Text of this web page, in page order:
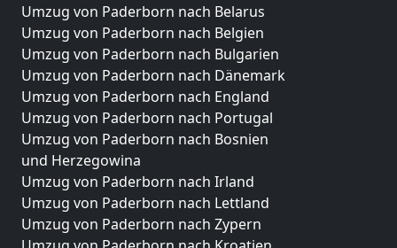
Umzug von Paderborn nach Belarus
Umzug von Paderborn nach Belgien
Umzug von Paderborn nach Bulgarien
Umzug von Paderborn nach Dänemark
Umzug von Paderborn nach England
Umzug von Paderborn nach Portugal
Umzug von Paderborn nach Bosnien
und Herzegowina
Umzug von Paderborn nach Irland
Umzug von Paderborn nach Lettland
Umzug von Paderborn nach Zypern